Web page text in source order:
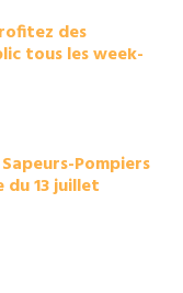
des
tous les week-
Pompiers
13 juillet